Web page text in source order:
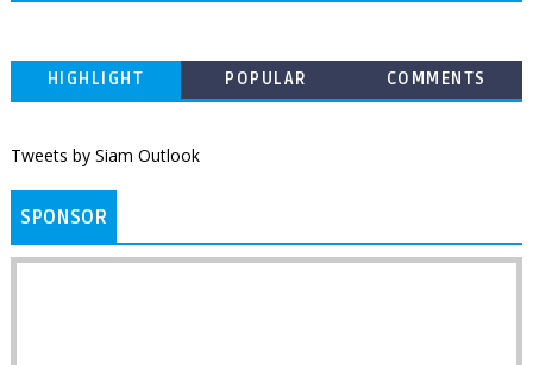
HIGHLIGHT POPULAR COMMENTS
Tweets by Siam Outlook
SPONSOR